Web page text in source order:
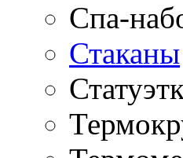
Спа-
Стаканы